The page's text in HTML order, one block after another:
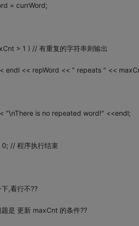
= currWord;
> 1 ) // 有重复的字符串则输出
endl << repWord << " repeats " <<
"\nThere is no repeated word!" <<endl;
0; // 程序执行结束
,看行不??
是 更新 maxCnt 的条件??